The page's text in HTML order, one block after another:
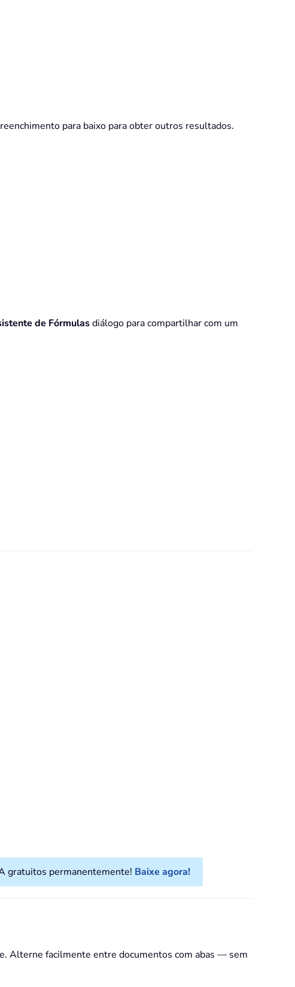
para baixo para obter outros resultados.
de Fórmulasdiálogo para compartilhar com um
gratuitos permanentemente! Baixe agora!
Alterne facilmente entre documentos com abas — sem